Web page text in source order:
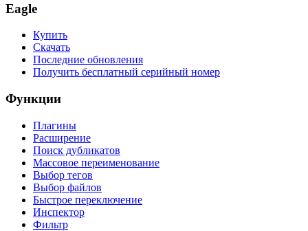
Eagle
Купить
Скачать
Последние обновления
Получить бесплатный серийный номер
Функции
Плагины
Расширение
Поиск дубликатов
Массовое переименование
Выбор тегов
Выбор файлов
Быстрое переключение
Инспектор
Фильтр